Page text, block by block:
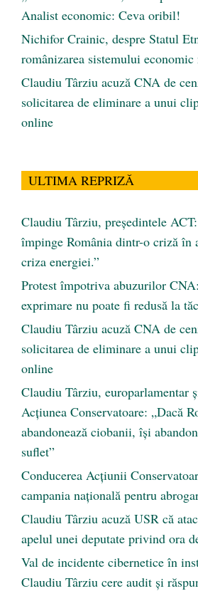
Analist economic: Ceva oribil!
Nichifor Crainic, despre Statul
românizarea sistemului
Claudiu Târziu acuză CNA de
solicitarea de eliminare a unui
online
ULTIMA REPRIZĂ
Claudiu Târziu, președintele
împinge România dintr-o criză în
criza energiei.”
Protest împotriva abuzurilor
exprimare nu poate fi redusă la
Claudiu Târziu acuză CNA de
solicitarea de eliminare a unui
online
Claudiu Târziu, europarlamentar
Acțiunea Conservatoare: „Dacă
abandonează ciobanii, își
suflet”
Conducerea Acțiunii
campania națională pentru
Claudiu Târziu acuză USR că
apelul unei deputate privind ora
Val de incidente cibernetice în
Claudiu Târziu cere audit și